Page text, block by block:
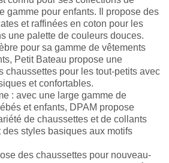
gamme pour enfants. Il propose des
et raffinées en coton pour les
une palette de couleurs douces.
pour sa gamme de vêtements
Petit Bateau propose une
chaussettes pour les tout-petits avec
et confortables.
: avec une large gamme de
et enfants, DPAM propose
de chaussettes et de collants
styles basiques aux motifs
des chaussettes pour nouveau-